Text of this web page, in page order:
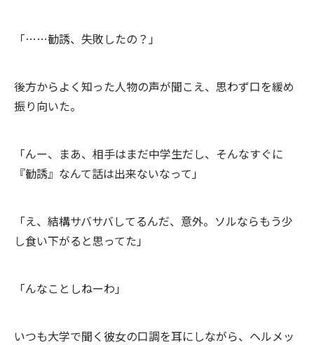
「……勧誘、失敗したの？」
後方からよく知った人物の声が聞こえ、思わず口を緩め
振り向いた。
「んー、まあ、相手はまだ中学生だし、そんなすぐに
『勧誘』なんて話は出来ないなって」
「え、結構サバサバしてるんだ、意外。ソルならもう少
し食い下がると思ってた」
「んなことしねーわ」
いつも大学で聞く彼女の口調を耳にしながら、ヘルメッ